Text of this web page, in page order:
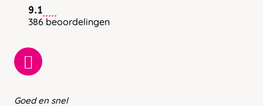
9.1
386 beoordelingen
Goed en snel